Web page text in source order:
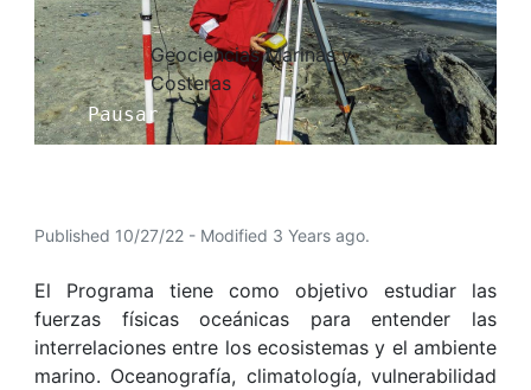
Geociencias Marinas y
Costeras
Pausar
Published 10/27/22 - Modified 3 Years ago.
El Programa tiene como objetivo estudiar las
fuerzas físicas oceánicas para entender las
interrelaciones entre los ecosistemas y el ambiente
marino. Oceanografía, climatología, vulnerabilidad